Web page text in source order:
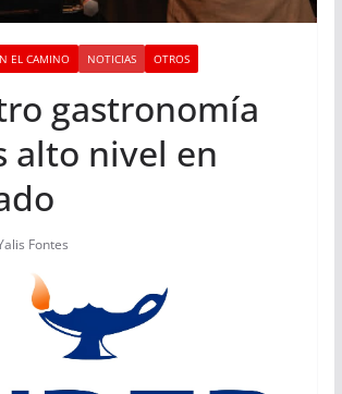
EL CAMINO NOTICIAS OTROS
gastronomía
alto nivel en
Fontes